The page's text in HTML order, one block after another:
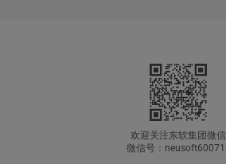
欢迎关注东软集团微信
微信号：